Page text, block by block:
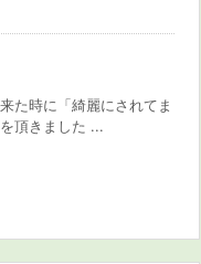
た時に「綺麗にされてま
頂きました ...